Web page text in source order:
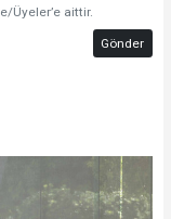
Üyeler’e aittir.
Gönder